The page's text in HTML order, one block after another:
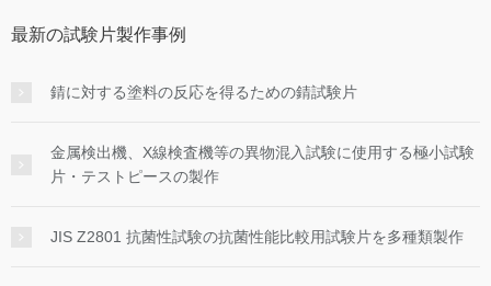
最新の試験片製作事例
錆に対する塗料の反応を得るための錆試験片
金属検出機、X線検査機等の異物混入試験に使用する極小試験
片・テストピースの製作
JIS Z2801 抗菌性試験の抗菌性能比較用試験片を多種類製作